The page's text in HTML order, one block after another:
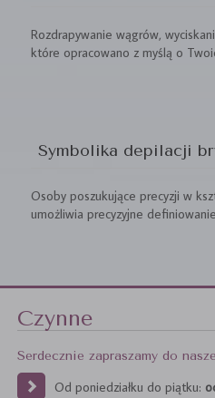
Rozdrapywanie wągrów,
które opracowano z myślą o
Symbolika depilacji
Osoby poszukujące precyzji w
umożliwia precyzyjne
Czynne
Serdecznie zapraszamy do
Od poniedziałku do piątku: